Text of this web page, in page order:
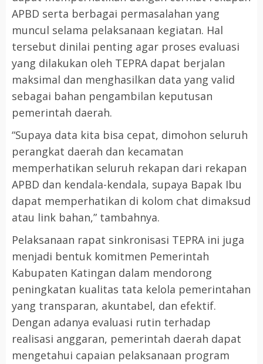
APBD serta berbagai permasalahan yang
muncul selama pelaksanaan kegiatan. Hal
tersebut dinilai penting agar proses evaluasi
yang dilakukan oleh TEPRA dapat berjalan
maksimal dan menghasilkan data yang valid
sebagai bahan pengambilan keputusan
pemerintah daerah.
“Supaya data kita bisa cepat, dimohon seluruh
perangkat daerah dan kecamatan
memperhatikan seluruh rekapan dari rekapan
APBD dan kendala-kendala, supaya Bapak Ibu
dapat memperhatikan di kolom chat dimaksud
atau link bahan,” tambahnya.
Pelaksanaan rapat sinkronisasi TEPRA ini juga
menjadi bentuk komitmen Pemerintah
Kabupaten Katingan dalam mendorong
peningkatan kualitas tata kelola pemerintahan
yang transparan, akuntabel, dan efektif.
Dengan adanya evaluasi rutin terhadap
realisasi anggaran, pemerintah daerah dapat
mengetahui capaian pelaksanaan program